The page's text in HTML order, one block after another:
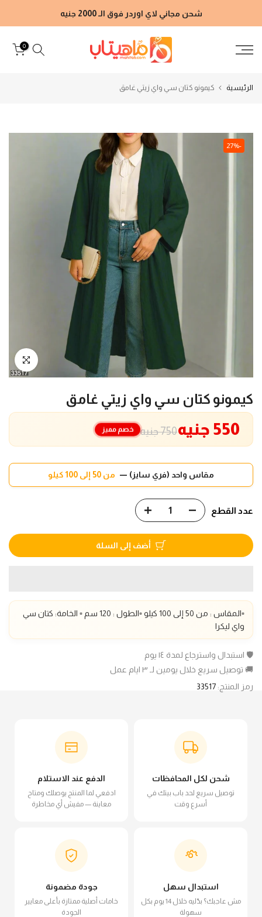
إلى
شحن مجاني لاي اوردر فوق الـ 2000 جنيه
0
الرئيسية كيمونو كتان سي واي زيتي غامق
-27%
انقر للتكبير
كيمونو كتان سي واي زيتي غامق
750 جنيه 550 جنيه خصم مميز
مقاس واحد (فري سايز) — من 50 إلى 100 كيلو
عدد القطع
أضف إلى السلة
▫️المقاس : من 50 إلى 100 كيلو ▫️الطول : 120 سم
▫️ الخامة: كتان سي
واي ليكرا
🛡️ استبدال واسترجاع لمدة ١٤ يوم
🚚 توصيل سريع خلال يومين لـ ٣ ايام عمل
رمز المنتج: 33517
شحن لكل المحافظات
توصيل سريع لحد باب بيتك في
أسرع وقت
الدفع عند الاستلام
ادفعي لما المنتج يوصلك ومتاح
معاينة — مفيش أي مخاطرة
استبدال سهل
مش عاجبك؟ بدّليه خلال 14 يوم بكل
سهولة
جودة مضمونة
خامات أصلية ممتازة بأعلى معايير
الجودة